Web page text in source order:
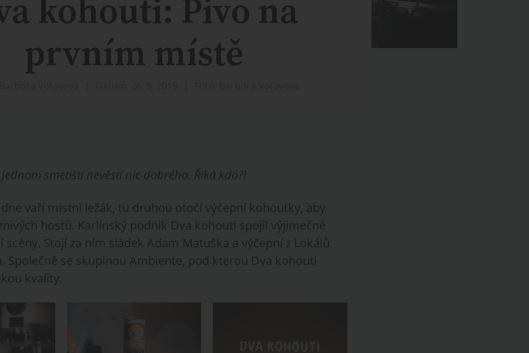
kohouti: Pivo na
prvním místě
smetišti nevěstí nic dobrého. Říká kdo?!
vaří místní ležák, tu druhou otočí výčepní kohoutky, aby
hostů. Karlínský podnik Dva kohouti spojil výjimečné
Stojí za ním sládek Adam Matuška a výčepní z Lokálů
Společně se skupinou Ambiente, pod kterou Dva kohouti
kvality.